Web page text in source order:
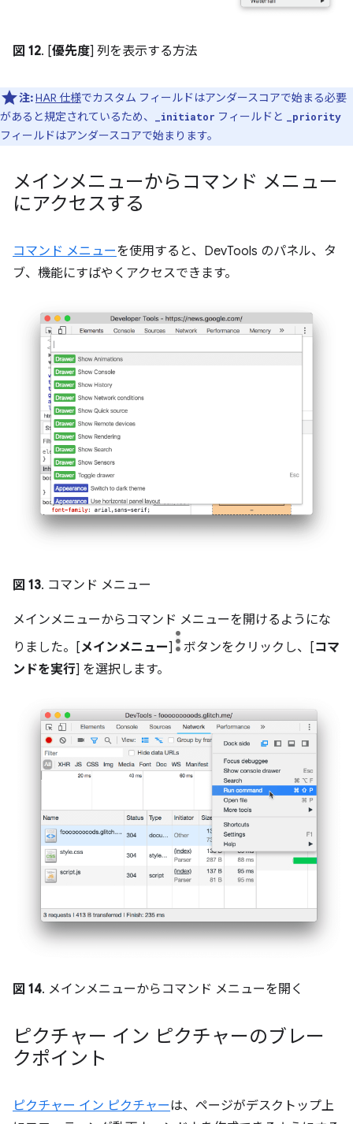
図 12. [優先度] 列を表示する方法
注:HAR 仕様でカスタム フィールドはアンダースコアで始まる必要
があると規定されているため、
_initiator フィールドと _priority
フィールドはアンダースコアで始まります。
メインメニューからコマンド メニュー
にアクセスする
コマンド メニューを使用すると、DevTools のパネル、タ
ブ、機能にすばやくアクセスできます。
図 13. コマンド メニュー
メインメニューからコマンド メニューを開けるようにな
りました。[メインメニュー] ボタンをクリックし、[コマ
ンドを実行] を選択します。
図 14. メインメニューからコマンド メニューを開く
ピクチャー イン ピクチャーのブレー
クポイント
ピクチャー イン ピクチャーは、ページがデスクトップ上